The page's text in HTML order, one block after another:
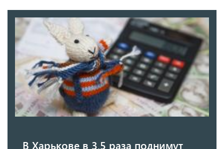
В Харькове в 3,5 раза поднимут